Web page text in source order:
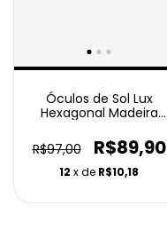
Óculos de Sol Lux
Hexagonal Madeira
R$97,00
R$89,90
12 x de R$10,18